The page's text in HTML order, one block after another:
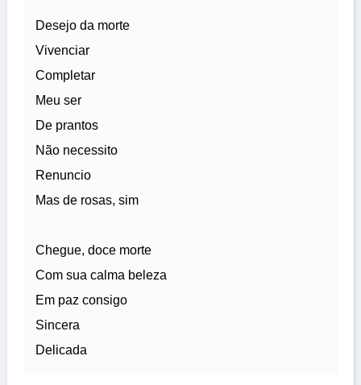
Desejo da morte
Vivenciar
Completar
Meu ser
De prantos
Não necessito
Renuncio
Mas de rosas, sim
Chegue, doce morte
Com sua calma beleza
Em paz consigo
Sincera
Delicada